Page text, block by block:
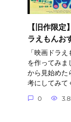
【旧作限
ラえもんお
「映画ドラ
を作ってみま
から見始めた
考にしてみて
0